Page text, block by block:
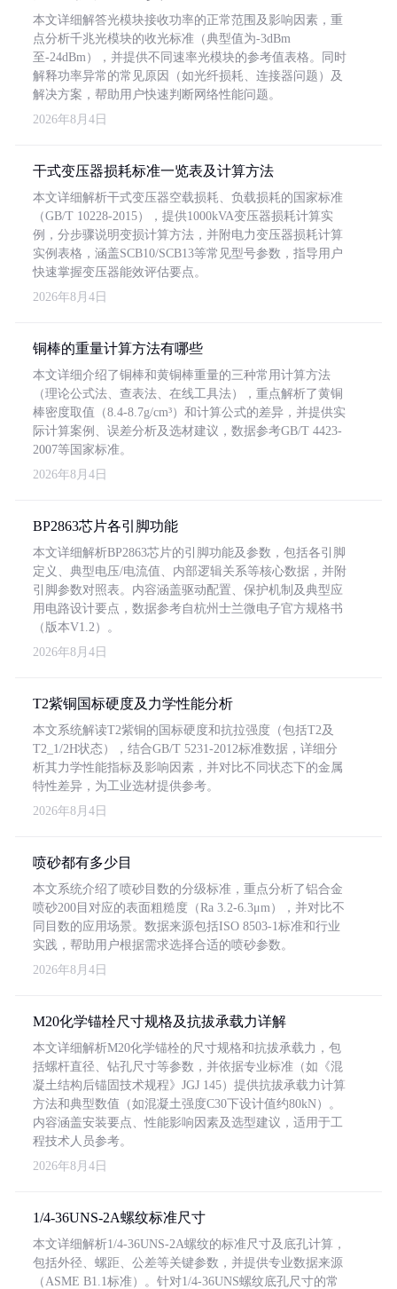
本文详细解答光模块接收功率的正常范围及影响因素，重
点分析千兆光模块的收光标准（典型值为-3dBm
至-24dBm），并提供不同速率光模块的参考值表格。同时
解释功率异常的常见原因（如光纤损耗、连接器问题）及
解决方案，帮助用户快速判断网络性能问题。
2026年8月4日
干式变压器损耗标准一览表及计算方法
本文详细解析干式变压器空载损耗、负载损耗的国家标准
（GB/T 10228-2015），提供1000kVA变压器损耗计算实
例，分步骤说明变损计算方法，并附电力变压器损耗计算
实例表格，涵盖SCB10/SCB13等常见型号参数，指导用户
快速掌握变压器能效评估要点。
2026年8月4日
铜棒的重量计算方法有哪些
本文详细介绍了铜棒和黄铜棒重量的三种常用计算方法
（理论公式法、查表法、在线工具法），重点解析了黄铜
棒密度取值（8.4-8.7g/cm³）和计算公式的差异，并提供实
际计算案例、误差分析及选材建议，数据参考GB/T 4423-
2007等国家标准。
2026年8月4日
BP2863芯片各引脚功能
本文详细解析BP2863芯片的引脚功能及参数，包括各引脚
定义、典型电压/电流值、内部逻辑关系等核心数据，并附
引脚参数对照表。内容涵盖驱动配置、保护机制及典型应
用电路设计要点，数据参考自杭州士兰微电子官方规格书
（版本V1.2）。
2026年8月4日
T2紫铜国标硬度及力学性能分析
本文系统解读T2紫铜的国标硬度和抗拉强度（包括T2及
T2_1/2H状态），结合GB/T 5231-2012标准数据，详细分
析其力学性能指标及影响因素，并对比不同状态下的金属
特性差异，为工业选材提供参考。
2026年8月4日
喷砂都有多少目
本文系统介绍了喷砂目数的分级标准，重点分析了铝合金
喷砂200目对应的表面粗糙度（Ra 3.2-6.3μm），并对比不
同目数的应用场景。数据来源包括ISO 8503-1标准和行业
实践，帮助用户根据需求选择合适的喷砂参数。
2026年8月4日
M20化学锚栓尺寸规格及抗拔承载力详解
本文详细解析M20化学锚栓的尺寸规格和抗拔承载力，包
括螺杆直径、钻孔尺寸等参数，并依据专业标准（如《混
凝土结构后锚固技术规程》JGJ 145）提供抗拔承载力计算
方法和典型数值（如混凝土强度C30下设计值约80kN）。
内容涵盖安装要点、性能影响因素及选型建议，适用于工
程技术人员参考。
2026年8月4日
1/4-36UNS-2A螺纹标准尺寸
本文详细解析1/4-36UNS-2A螺纹的标准尺寸及底孔计算，
包括外径、螺距、公差等关键参数，并提供专业数据来源
（ASME B1.1标准）。针对1/4-36UNS螺纹底孔尺寸的常